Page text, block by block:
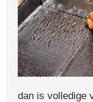
dan is volledige